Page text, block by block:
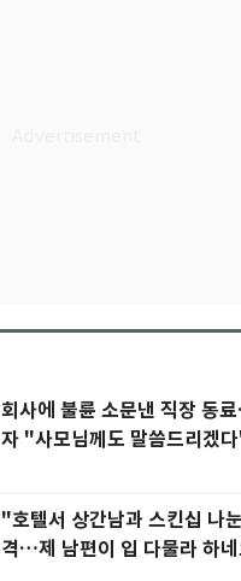
회사에 불륜 소문낸 직장 동
자 "사모님께도 말씀드리겠
"호텔서 상간남과 스킨십 나
격…제 남편이 입 다물라 하